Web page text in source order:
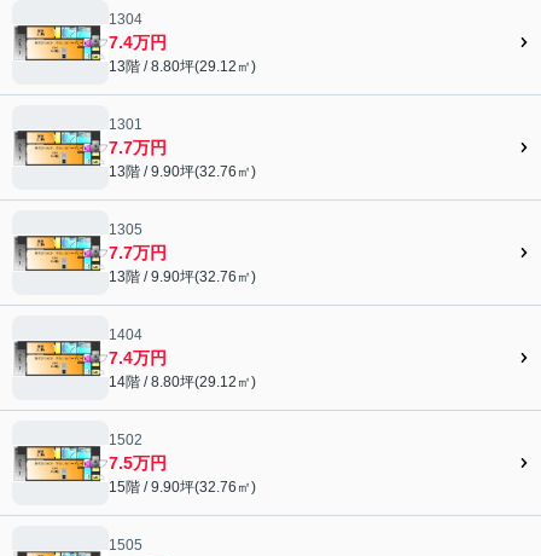
1304
7.4万円
13階 / 8.80坪(29.12㎡)
1301
7.7万円
13階 / 9.90坪(32.76㎡)
1305
7.7万円
13階 / 9.90坪(32.76㎡)
1404
7.4万円
14階 / 8.80坪(29.12㎡)
1502
7.5万円
15階 / 9.90坪(32.76㎡)
1505